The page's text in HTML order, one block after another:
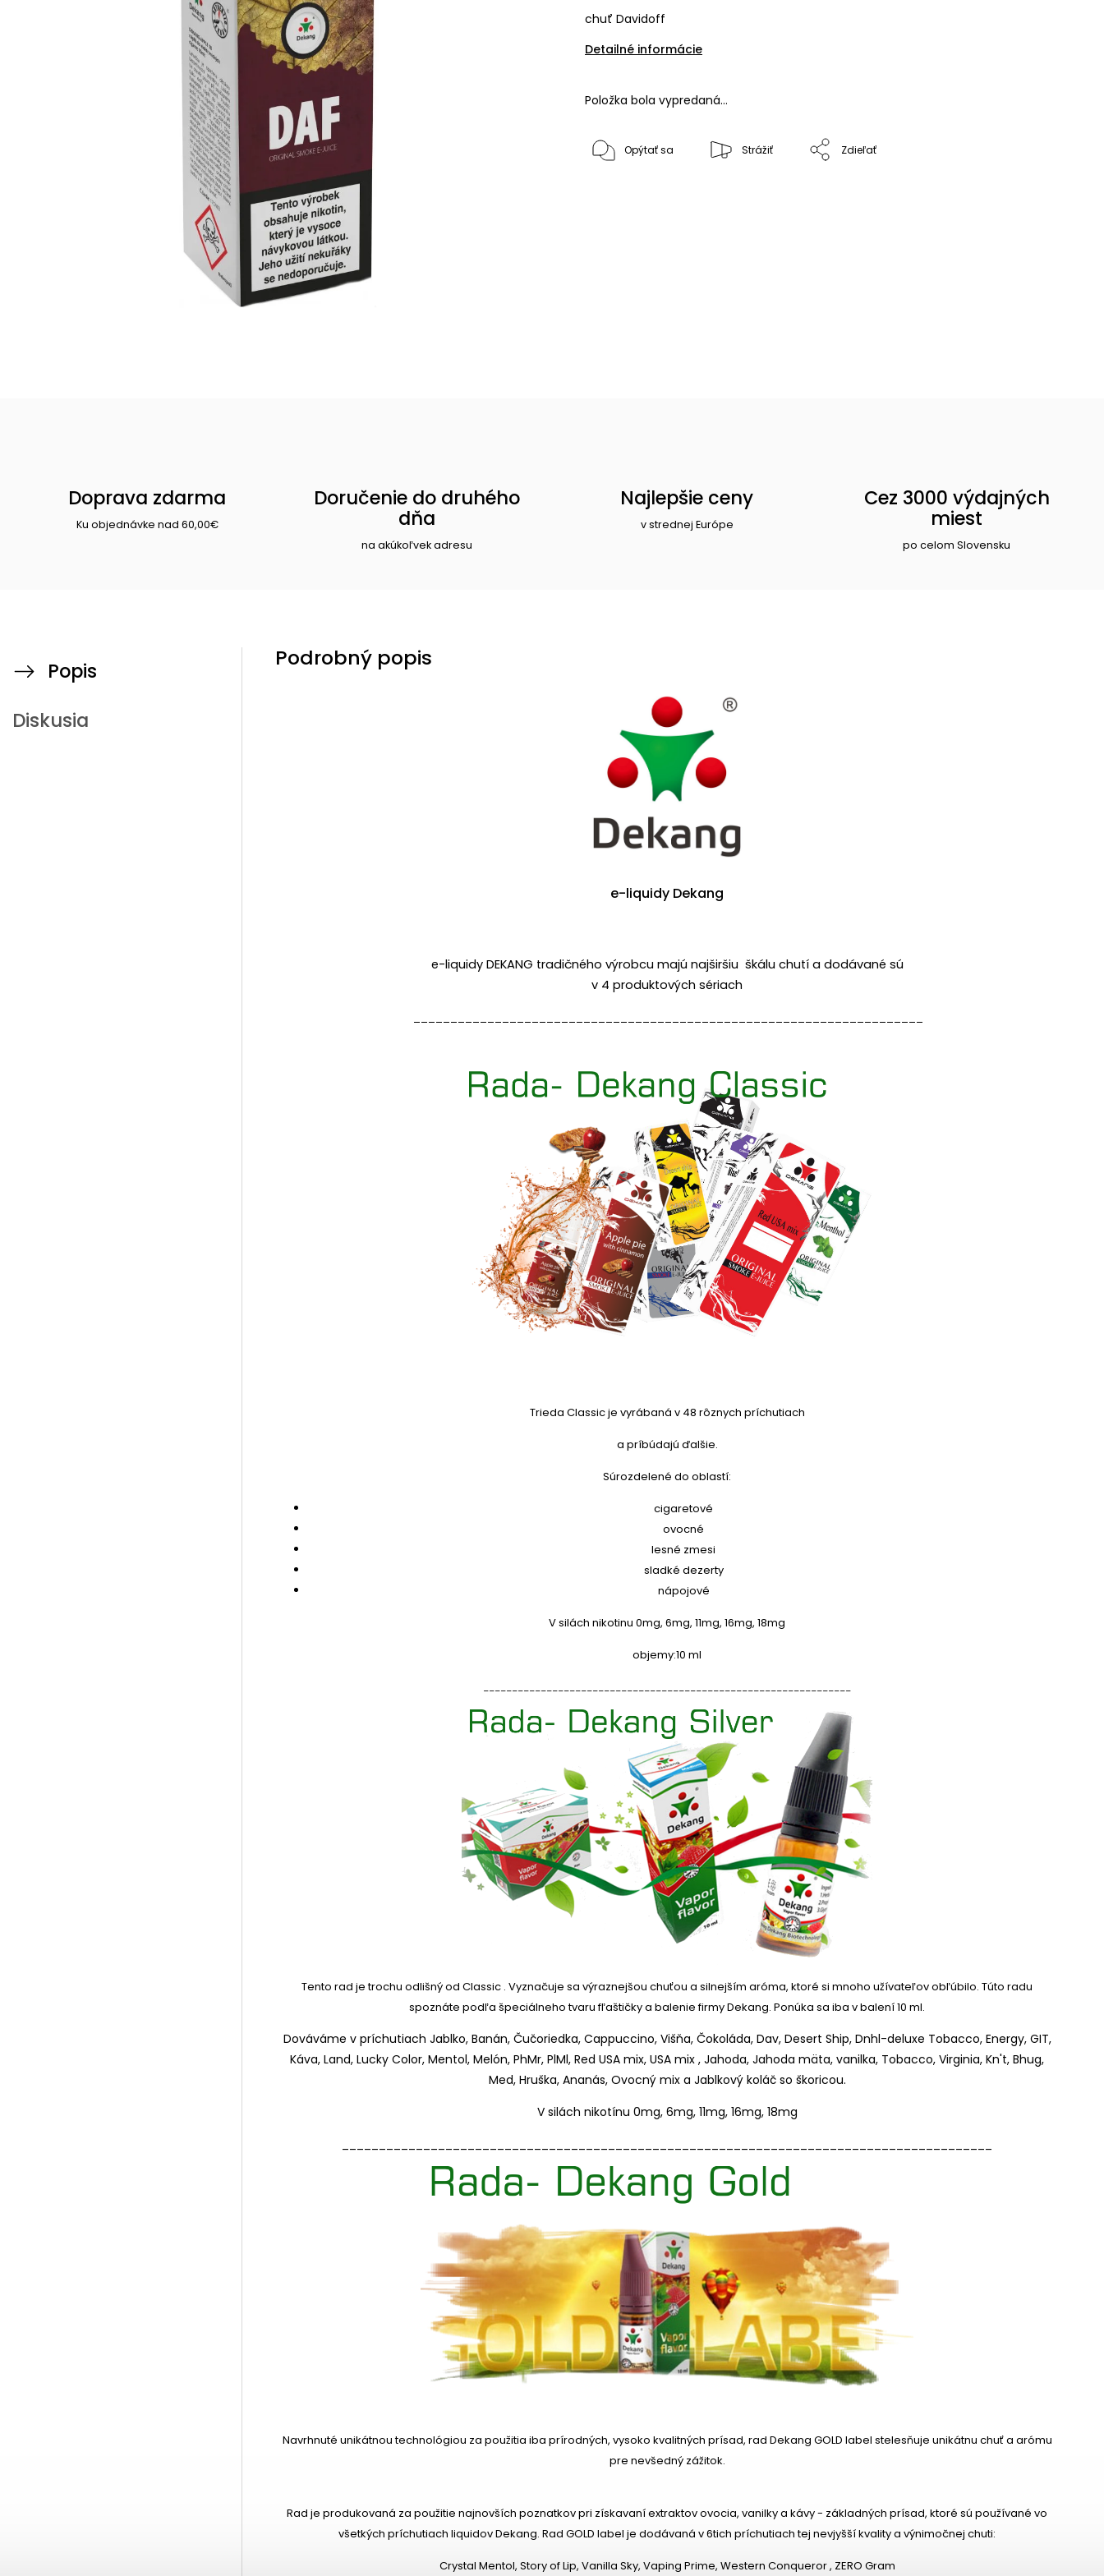
chuť Davidoff
Detailné informácie
Položka bola vypredaná…
Opýtať sa Strážiť Zdieľať
Doprava zdarma
Ku objednávke nad 60,00€
Doručenie do druhého
dňa
na akúkoľvek adresu
Najlepšie ceny
v strednej Európe
Cez 3000 výdajných
miest
po celom Slovensku
Popis
Diskusia
Podrobný popis
e-liquidy Dekang
e-liquidy DEKANG tradičného výrobcu majú najširšiu škálu chutí a dodávané sú
v 4 produktových sériach
Trieda Classic je vyrábaná v 48 rôznych príchutiach
a príbúdajú ďalšie.
Súrozdelené do oblastí:
cigaretové
ovocné
lesné zmesi
sladké dezerty
nápojové
V silách nikotinu 0mg, 6mg, 11mg, 16mg, 18mg
objemy:10 ml
Tento rad je trochu odlišný od Classic . Vyznačuje sa výraznejšou chuťou a silnejším aróma, ktoré si mnoho užívateľov obľúbilo. Túto radu
spoznáte podľa špeciálneho tvaru fľaštičky a balenie firmy Dekang. Ponúka sa iba v balení 10 ml.
Dováváme v príchutiach Jablko, Banán, Čučoriedka, Cappuccino, Višňa, Čokoláda, Dav, Desert Ship, Dnhl-deluxe Tobacco, Energy, GIT,
Káva, Land, Lucky Color, Mentol, Melón, PhMr, PlMl, Red USA mix, USA mix , Jahoda, Jahoda mäta, vanilka, Tobacco, Virginia, Kn't, Bhug,
Med, Hruška, Ananás, Ovocný mix a Jablkový koláč so škoricou.
V silách nikotínu 0mg, 6mg, 11mg, 16mg, 18mg
Navrhnuté unikátnou technológiou za použitia iba prírodných, vysoko kvalitných prísad, rad Dekang GOLD label stelesňuje unikátnu chuť a arómu
pre nevšedný zážitok.
Rad je produkovaná za použitie najnovších poznatkov pri získavaní extraktov ovocia, vanilky a kávy - základných prísad, ktoré sú používané vo
všetkých príchutiach liquidov Dekang. Rad GOLD label je dodávaná v 6tich príchutiach tej nevjyšší kvality a výnimočnej chuti:
Crystal Mentol, Story of Lip, Vanilla Sky, Vaping Prime, Western Conqueror , ZERO Gram